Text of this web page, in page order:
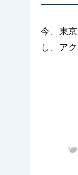
今、東
し、ア